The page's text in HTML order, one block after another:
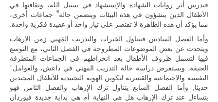
فيدرس أثر روايات الشهادة والإستشهاد في سبيل الله، وثقافتها في
الأطفال الذين ينشؤون في هذه البيئات ويتضمن حالة ِّ جماعات أخرى،
مما يؤكد أن هذه الظاهرة لا تقتصر على تيار واحد أو عقيدة فكرية واحدة.
وأما الفصل السادس فيتناول الخبرات والتدريب المَهني زمن الإرهاب
ويتحدث عن بعض الموضوعات المطروحة في الفصل الثاني، مع التوسع
فيها لتشمل ظروف الأطفال بعد انخراطهم في الجماعات المتطرفة
العنيفة. ويستعرض دراسة حالة التدريب المهني في داعش، والعوامل َ
النفسية والإجتماعية والقسرية لتكوين الهوية التجنيدية للأطفال المجندين
حديثا, وأما الفصل السابع يتناول ترك الإرهاب والفصل الثامن فهو
يتساءل عند ترك الإرهاب هل هي النهاية أم هي بداية جديدة فيوردان